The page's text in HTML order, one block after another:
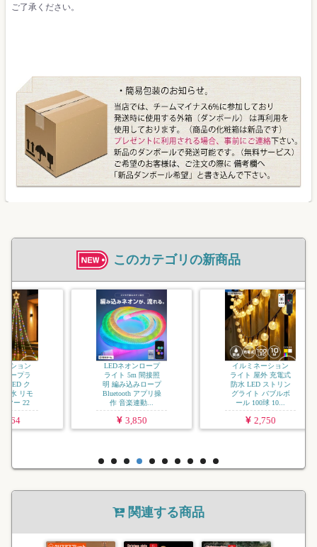
ご了承ください。
このカテゴリの新商品
LEDネオンロープ
ライト 5m 間接照
明 編み込みロープ
Bluetooth アプリ操
作 音楽連動...
イルミネーション
ライト 屋外 充電式
防水 LED ストリン
グライト バブルボ
ール 100球 10...
イルミネーション
ジュエリーライト
ソフトコード USB
充電式 LED 屋外
防水 調光 タイ...
3,080
関連する商品